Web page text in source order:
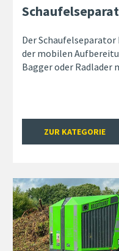
Der
der mobilen
Bagger oder Radlader
ZUR KATEGORIE